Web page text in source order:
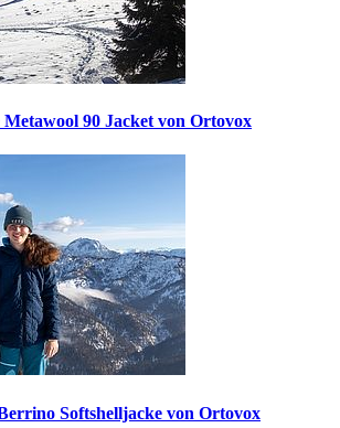
90 Jacket von Ortovox
Softshelljacke von Ortovox